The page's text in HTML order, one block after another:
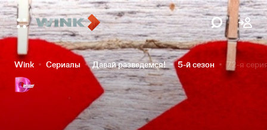
Wink Сериалы Давай разведемся! 5-й сезон 72-я